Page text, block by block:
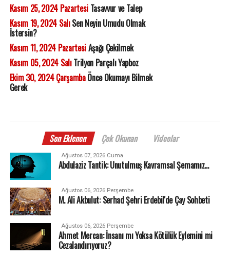
Kasım 25, 2024 PazartesiTasavvur ve Talep
Kasım 19, 2024 SalıSen Neyin Umudu Olmak
İstersin?
Kasım 11, 2024 PazartesiAşağı Çekilmek
Kasım 05, 2024 SalıTrilyon Parçalı Yapboz
Ekim 30, 2024 ÇarşambaÖnce Okumayı Bilmek
Gerek
Son Eklenen Çok Okunan Videolar
Ağustos 07, 2026 Cuma
Abdulaziz Tantik: Unutulmuş Kavramsal Şemamız…
Ağustos 06, 2026 Perşembe
M. Ali Akbulut: Serhad Şehri Erdebil'de Çay Sohbeti
Ağustos 06, 2026 Perşembe
Ahmet Mercan: İnsanı mı Yoksa Kötülük Eylemini mi
Cezalandırıyoruz?